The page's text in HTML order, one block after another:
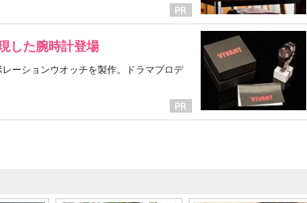
した腕時計登場
ーションウオッチを製作。ドラマプロデ